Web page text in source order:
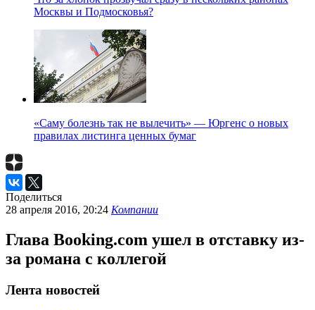
Москвы и Подмосковья?
«Саму болезнь так не вылечить» — Юргенс о новых
правилах листинга ценных бумаг
Поделиться
28 апреля 2016, 20:24 Компании
Глава Booking.com ушел в отставку из-
за романа с коллегой
Лента новостей